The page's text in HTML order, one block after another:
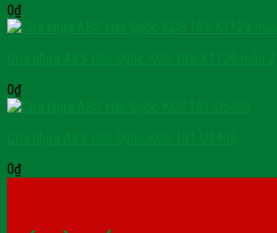
0₫
0₫
0₫